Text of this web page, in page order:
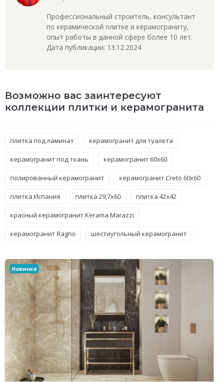
Профессиональный строитель, консультант
по керамической плитке и керамограниту,
опыт работы в данной сфере более 10 лет.
Дата публикации: 13.12.2024
Возможно вас заинтересуют
коллекции плитки и керамогранита
плитка под ламинат керамогранит для туалета
керамогранит под ткань керамогранит 60x60
полированный керамогранит керамогранит Creto 60x60
плитка Испания плитка 29,7x60 плитка 42x42
красный керамогранит Kerama Marazzi
керамогранит Ragno шестиугольный керамогранит
Новинка